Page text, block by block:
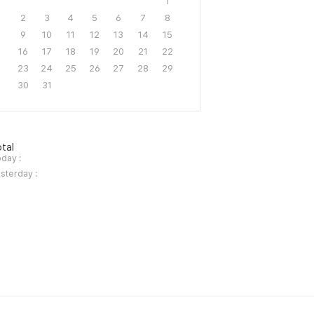
2
3 4 5 6 7
8
9
10 11 12 13 14
15
16
17 18 19 20 21
22
23
24 25 26 27 28
29
30
31
:
: